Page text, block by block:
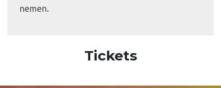
nemen.
Tickets